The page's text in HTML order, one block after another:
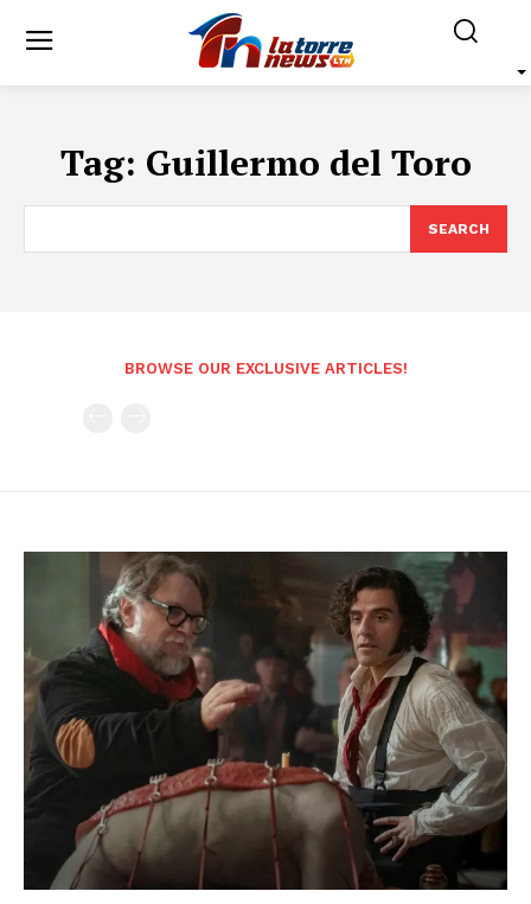
Tag: Guillermo del Toro
SEARCH
BROWSE OUR EXCLUSIVE ARTICLES!